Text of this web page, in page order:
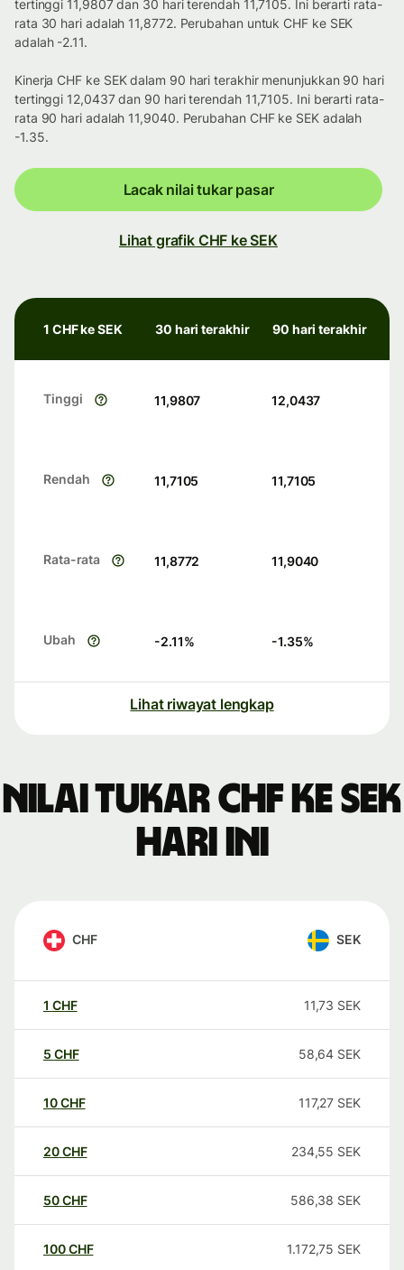
tertinggi 11,9807 dan 30 hari terendah 11,7105. Ini berarti rata-
rata 30 hari adalah 11,8772. Perubahan untuk CHF ke SEK
adalah -2.11.
Kinerja CHF ke SEK dalam 90 hari terakhir menunjukkan 90 hari
tertinggi 12,0437 dan 90 hari terendah 11,7105. Ini berarti rata-
rata 90 hari adalah 11,9040. Perubahan CHF ke SEK adalah
-1.35.
Lacak nilai tukar pasar
Lihat grafik CHF ke SEK
1 CHF ke SEK 30 hari terakhir 90 hari terakhir
Tinggi 11,9807 12,0437
Rendah 11,7105 11,7105
Rata-rata 11,8772 11,9040
Ubah -2.11% -1.35%
Lihat riwayat lengkap
Nilai tukar CHF ke SEK
hari ini
CHF SEK
1 CHF 11,73 SEK
5 CHF 58,64 SEK
10CHF 117,27 SEK
20CHF 234,55 SEK
50CHF 586,38 SEK
100CHF 1.172,75 SEK